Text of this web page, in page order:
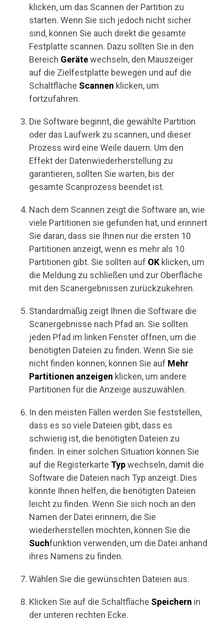
klicken, um das Scannen der Partition zu
starten. Wenn Sie sich jedoch nicht sicher
sind, können Sie auch direkt die gesamte
Festplatte scannen. Dazu sollten Sie in den
Bereich Gerätewechseln, den Mauszeiger
auf die Zielfestplatte bewegen und auf die
Schaltfläche Scannen klicken, um
fortzufahren.
Die Software beginnt, die gewählte Partition
oder das Laufwerk zu scannen, und dieser
Prozess wird eine Weile dauern. Um den
Effekt der Datenwiederherstellung zu
garantieren, sollten Sie warten, bis der
gesamte Scanprozess beendet ist.
Nach dem Scannen zeigt die Software an, wie
viele Partitionen sie gefunden hat, und erinnert
Sie daran, dass sie Ihnen nur die ersten 10
Partitionen anzeigt, wenn es mehr als 10
Partitionen gibt. Sie sollten auf OK klicken, um
die Meldung zu schließen und zur Oberfläche
mit den Scanergebnissen zurückzukehren.
Standardmäßig zeigt Ihnen die Software die
Scanergebnisse nach Pfad an. Sie sollten
jeden Pfad im linken Fenster öffnen, um die
benötigten Dateien zu finden. Wenn Sie sie
nicht finden können, können Sie auf Mehr
Partitionen anzeigen klicken, um andere
Partitionen für die Anzeige auszuwählen.
In den meisten Fällen werden Sie feststellen,
dass es so viele Dateien gibt, dass es
schwierig ist, die benötigten Dateien zu
finden. In einer solchen Situation können Sie
auf die Registerkarte Typwechseln, damit die
Software die Dateien nach Typ anzeigt. Dies
könnte Ihnen helfen, die benötigten Dateien
leicht zu finden. Wenn Sie sich noch an den
Namen der Datei erinnern, die Sie
wiederherstellen möchten, können Sie die
Suchfunktion verwenden, um die Datei anhand
ihres Namens zu finden.
Wählen Sie die gewünschten Dateien aus.
Klicken Sie auf die Schaltfläche Speichern in
der unteren rechten Ecke.